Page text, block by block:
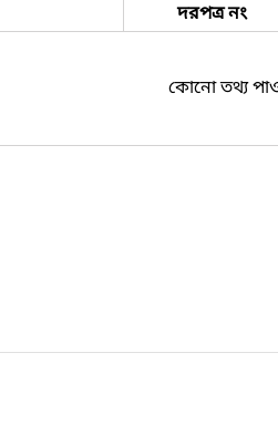
দরপত্র নং
কোনো তথ্য